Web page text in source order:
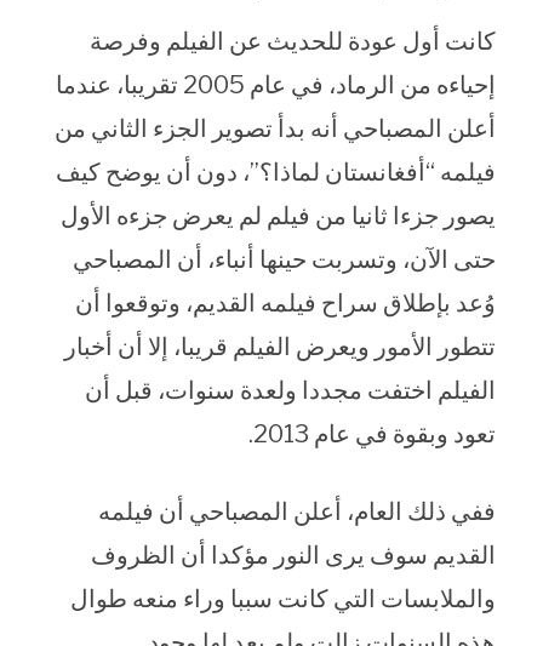
كانت أول عودة للحديث عن الفيلم وفرصة
إحياءه من الرماد، في عام 2005 تقريبا، عندما
أعلن المصباحي أنه بدأ تصوير الجزء الثاني من
فيلمه “أفغانستان لماذا؟”، دون أن يوضح كيف
يصور جزءا ثانيا من فيلم لم يعرض جزءه الأول
حتى الآن، وتسربت حينها أنباء، أن المصباحي
وُعد بإطلاق سراح فيلمه القديم، وتوقعوا أن
تتطور الأمور ويعرض الفيلم قريبا، إلا أن أخبار
الفيلم اختفت مجددا ولعدة سنوات، قبل أن
تعود وبقوة في عام 2013.
ففي ذلك العام، أعلن المصباحي أن فيلمه
القديم سوف يرى النور مؤكدا أن الظروف
والملابسات التي كانت سببا وراء منعه طوال